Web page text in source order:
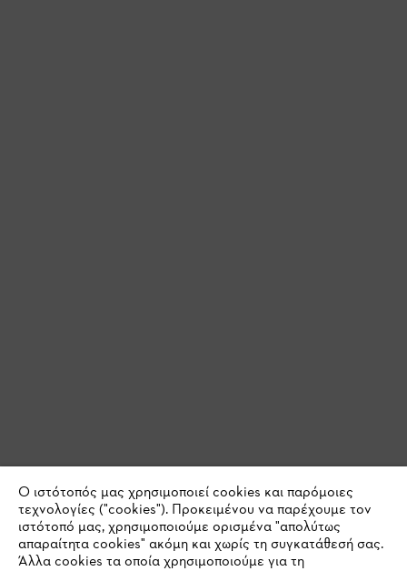
Ο ιστότοπός μας χρησιμοποιεί cookies και παρόμοιες
τεχνολογίες ("cookies"). Προκειμένου να παρέχουμε τον
ιστότοπό μας, χρησιμοποιούμε ορισμένα "απολύτως
απαραίτητα cookies" ακόμη και χωρίς τη συγκατάθεσή σας.
Άλλα cookies τα οποία χρησιμοποιούμε για τη